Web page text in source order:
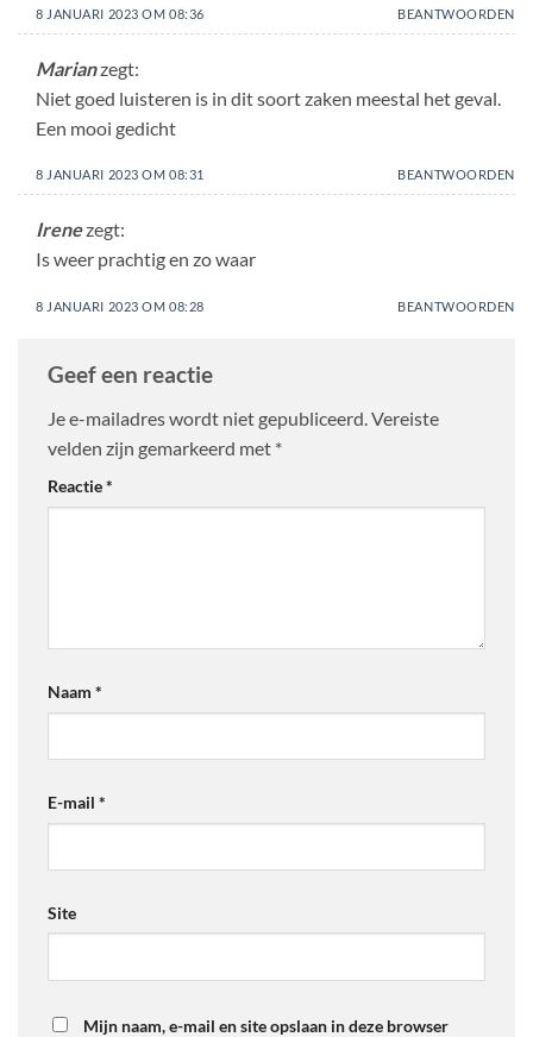
8 JANUARI 2023 OM 08:36 BEANTWOORDEN
Marianzegt:
Niet goed luisteren is in dit soort zaken meestal het geval.
Een mooi gedicht
8 JANUARI 2023 OM 08:31 BEANTWOORDEN
Irenezegt:
Is weer prachtig en zo waar
8 JANUARI 2023 OM 08:28 BEANTWOORDEN
Geef een reactie
Je e-mailadres wordt niet gepubliceerd.Vereiste
velden zijn gemarkeerd met *
Reactie*
Naam *
E-mail *
Site
Mijn naam, e-mail en site opslaan in deze browser